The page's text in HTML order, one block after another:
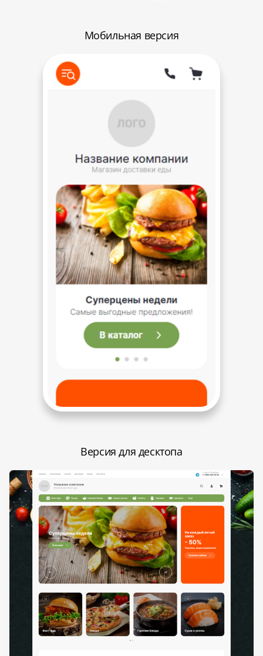
Версия для десктопа
Мобильная версия